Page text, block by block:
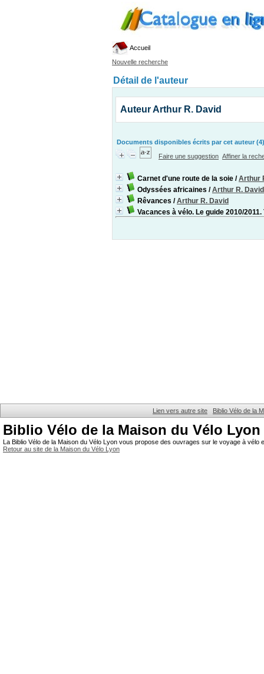
Accueil
Nouvelle recherche
Détail de l'auteur
Auteur Arthur R. David
Documents disponibles écrits par cet auteur (4)
Faire une suggestion Affiner la
Carnet d'une route de la soie /Arthur
Odyssées africaines /Arthur R. David
Rêvances /Arthur R. David
Vacances à vélo. Le guide 2010/
Lien vers autre site Biblio Vélo de la
Biblio Vélo de la Maison du Vélo Lyon
La Biblio Vélo de la Maison du Vélo Lyon vous propose des ouvrages sur le voyage à
Retour au site de la Maison du Vélo Lyon